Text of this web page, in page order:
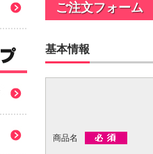
ご注文フォーム
基本情報
商品名
印刷付きタイプ
@32.52～
フック台紙付タイプ
紙クリップ印刷有
ミニ箱タイプ
@122.58～
(5,000個 1個あたり)
(5,000個 1個あたり)
アクリルクリップ印
マグネットクリップ